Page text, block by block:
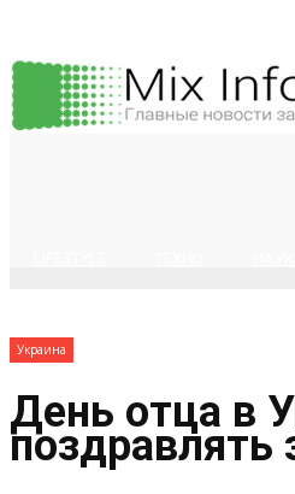
Украина
День отца в
поздравлять